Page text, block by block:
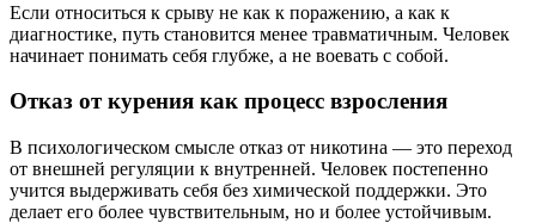
Если относиться к срыву не как к поражению, а как к
диагностике, путь становится менее травматичным. Человек
начинает понимать себя глубже, а не воевать с собой.
Отказ от курения как процесс взросления
В психологическом смысле отказ от никотина — это переход
от внешней регуляции к внутренней. Человек постепенно
учится выдерживать себя без химической поддержки. Это
делает его более чувствительным, но и более устойчивым.